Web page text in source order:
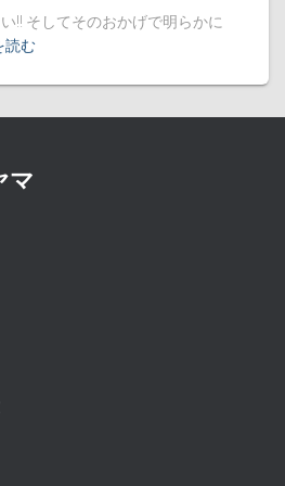
!! そしてそのおかげで明らかに
読む
マ